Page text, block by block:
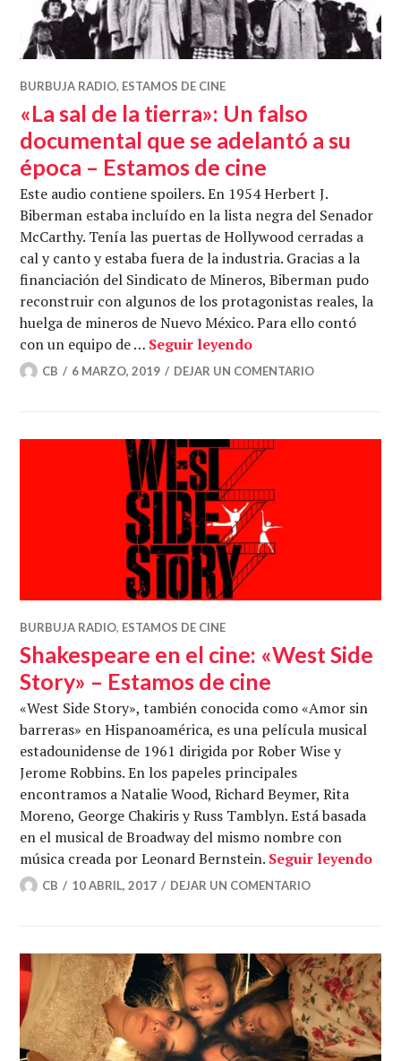
BURBUJA RADIO, ESTAMOS DE CINE
«La sal de la tierra»: Un falso
documental que se adelantó a su
época – Estamos de cine
Este audio contiene spoilers. En 1954 Herbert J.
Biberman estaba incluído en la lista negra del Senador
McCarthy. Tenía las puertas de Hollywood cerradas a
cal y canto y estaba fuera de la industria. Gracias a la
financiación del Sindicato de Mineros, Biberman pudo
reconstruir con algunos de los protagonistas reales, la
huelga de mineros de Nuevo México. Para ello contó
con un equipo de … Seguir leyendo«La sal de la tierra»:
CB 6 MARZO, 2019 DEJAR UN COMENTARIO
BURBUJA RADIO, ESTAMOS DE CINE
Shakespeare en el cine: «West Side
Story» – Estamos de cine
«West Side Story», también conocida como «Amor sin
barreras» en Hispanoamérica, es una película musical
estadounidense de 1961 dirigida por Rober Wise y
Jerome Robbins. En los papeles principales
encontramos a Natalie Wood, Richard Beymer, Rita
Moreno, George Chakiris y Russ Tamblyn. Está basada
en el musical de Broadway del mismo nombre con
música creada por Leonard Bernstein. Seguir leyendo
CB 10 ABRIL, 2017 DEJAR UN COMENTARIO